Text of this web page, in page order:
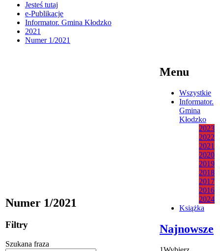
Jesteś tutaj
e-Publikacje
Informator. Gmina Kłodzko
2021
Numer 1/2021
Numer 1/2021
Filtry
Szukana fraza
Menu
Wszystkie
Informator.
Gmina
Kłodzko
2023
2022
2021
2020
2019
2018
2017
2016
2024
Książka
Najnowsze